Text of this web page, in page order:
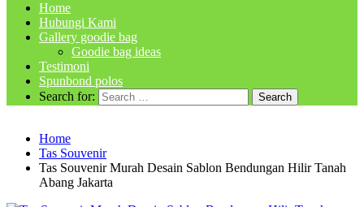
Home
Hubungi Kami
Gallery goodie bag
Goodie bag ideas
Testimoni
Spunbond polos
Search for:
Home
Tas Souvenir
Tas Souvenir Murah Desain Sablon Bendungan Hilir Tanah
Abang Jakarta